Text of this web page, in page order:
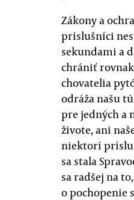
Zákony a
príslušníci
sekundami a
chrániť
chovatelia
odráža našu
pre jedných a
živote, ani
niektorí
sa stala
sa radšej na
o pochopenie